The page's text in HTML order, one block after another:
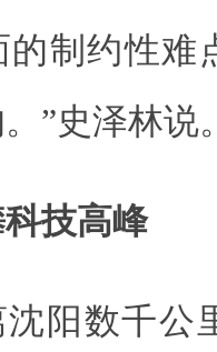
的制约性难
”史泽林说。
技高峰
沈阳数千公